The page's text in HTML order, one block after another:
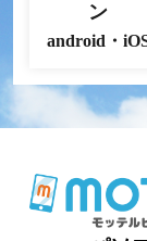
ン
android・